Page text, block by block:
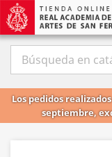
Los pedidos
septiembre,